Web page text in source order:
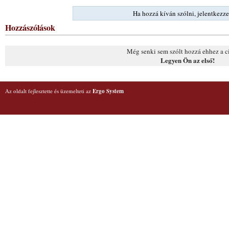
Ha hozzá kíván szólni,
Hozzászólások
Még senki sem szólt hozzá ehhez a
Legyen Ön az első!
Az oldalt fejlesztette és üzemelteti az Ergo System